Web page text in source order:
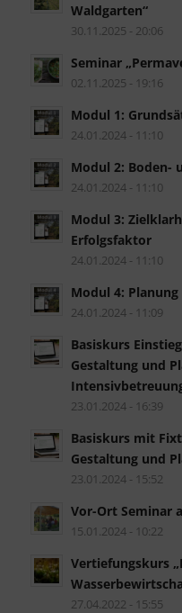
Waldgarten“
30.11.2025 - 20:06
Seminar
02.11.2025 - 19:16
Modul 1:
24.01.2024 - 11:10
Modul 2: Boden-
24.01.2024 - 11:10
Modul 3:
Erfolgsfaktor
24.01.2024 - 11:10
Modul 4:
24.01.2024 - 11:09
Basiskurs
Gestaltung und
23.01.2024 - 16:39
Basiskurs mit
Gestaltung und
23.01.2024 - 15:52
Vor-Ort Seminar
15.01.2024 - 10:22
Vertiefungskurs
27.04.2022 - 15:55